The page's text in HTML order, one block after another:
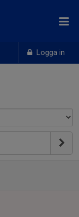
Logga in